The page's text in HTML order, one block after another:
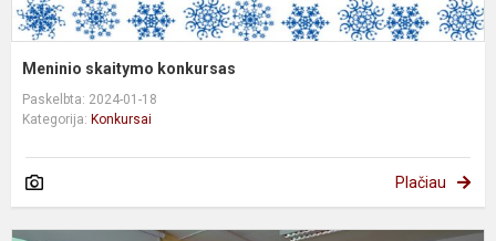
Meninio skaitymo konkursas
Paskelbta: 2024-01-18
Kategorija: Konkursai
Plačiau